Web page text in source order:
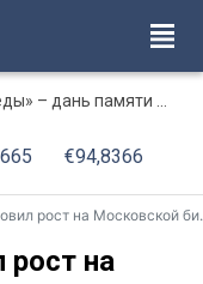
героев Ленинградской битвы
€94,8366
рост на Московской бирже
рост на